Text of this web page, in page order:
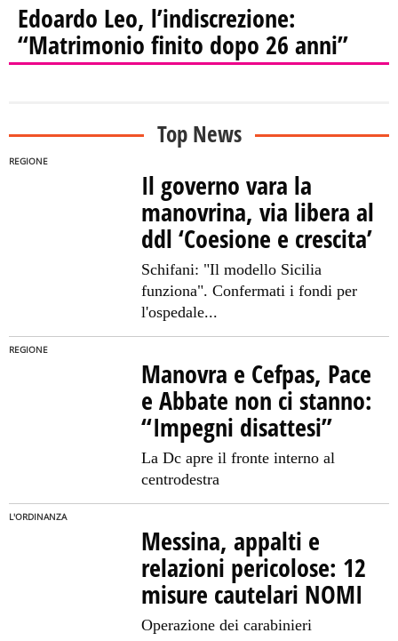
Edoardo Leo, l’indiscrezione:
“Matrimonio finito dopo 26 anni”
Top News
REGIONE
Il governo vara la
manovrina, via libera al
ddl ‘Coesione e crescita’
Schifani: "Il modello Sicilia
funziona". Confermati i fondi per
l'ospedale...
REGIONE
Manovra e Cefpas, Pace
e Abbate non ci stanno:
“Impegni disattesi”
La Dc apre il fronte interno al
centrodestra
L'ORDINANZA
Messina, appalti e
relazioni pericolose: 12
misure cautelari NOMI
Operazione dei carabinieri